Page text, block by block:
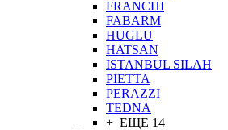
FRANCHI
FABARM
HUGLU
HATSAN
ISTANBUL SILAH
PIETTA
PERAZZI
TEDNA
+ ЕЩЕ 14